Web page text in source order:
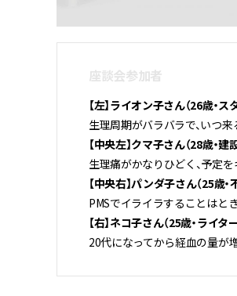
座談会参加者
【左】ライオン子さん（26歳・ス
生理周期がバラバラで、いつ
【中央左】クマ子さん（28歳・建
生理痛がかなりひどく、予定
【中央右】パンダ子さん（25歳
PMSでイライラすることはと
【右】ネコ子さん（25歳・ライター
20代になってから経血の量が